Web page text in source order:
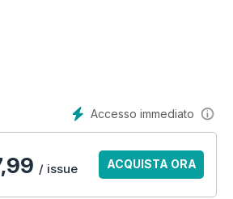
Film - The Remaking of Memphis
Accesso immediato
/ issue ACQUISTA ORA